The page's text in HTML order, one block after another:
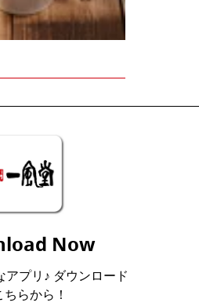
Now
アプリ♪ ダウンロード
ちらから！